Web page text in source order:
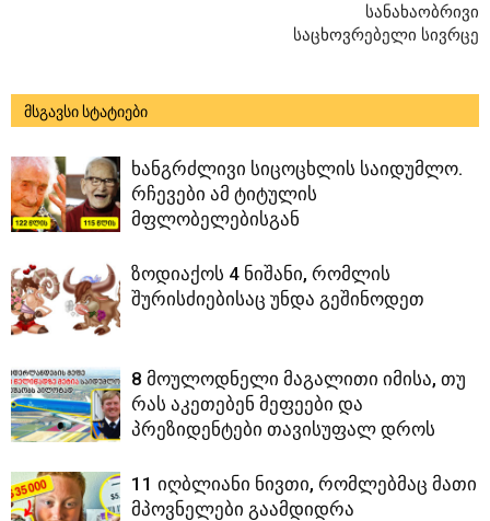
სანახაობრივი
საცხოვრებელი სივრცე
მსგავსი სტატიები
ხანგრძლივი სიცოცხლის საიდუმლო.
რჩევები ამ ტიტულის
მფლობელებისგან
ზოდიაქოს 4 ნიშანი, რომლის
შურისძიებისაც უნდა გეშინოდეთ
8 მოულოდნელი მაგალითი იმისა, თუ
რას აკეთებენ მეფეები და
პრეზიდენტები თავისუფალ დროს
11 იღბლიანი ნივთი, რომლებმაც მათი
მპოვნელები გაამდიდრა